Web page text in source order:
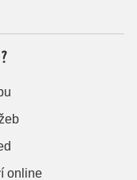
online